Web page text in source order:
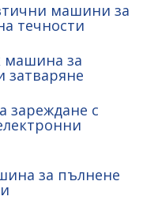
машини за
течности
машина за
затваряне
зареждане с
за пълнене